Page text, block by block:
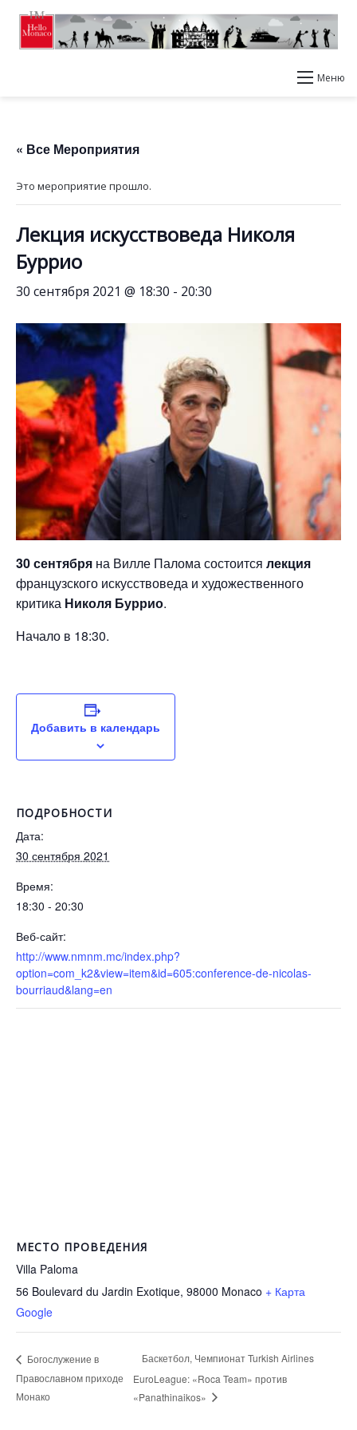
Меню
« Все Мероприятия
Это мероприятие прошло.
Лекция искусствоведа Николя
Буррио
30 сентября 2021 @ 18:30 - 20:30
30 сентября на Вилле Палома состоится лекция
французского искусствоведа и художественного
критика Николя Буррио.
Начало в 18:30.
Добавить в календарь
ПОДРОБНОСТИ
Дата:
30 сентября 2021
Время:
18:30 - 20:30
Веб-сайт:
http://www.nmnm.mc/index.php?
option=com_k2&view=item&id=605:conference-de-nicolas-
bourriaud&lang=en
МЕСТО ПРОВЕДЕНИЯ
Villa Paloma
56 Boulevard du Jardin Exotique, 98000 Monaco + Карта
Google
Богослужение в
Православном приходе
Монако
Баскетбол, Чемпионат Turkish Airlines
EuroLeague: «Roca Team» против
«Panathinaikos»